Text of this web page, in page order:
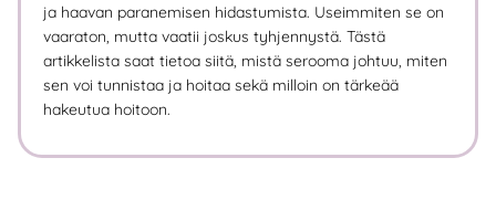
ja haavan paranemisen hidastumista. Useimmiten se on
vaaraton, mutta vaatii joskus tyhjennystä. Tästä
artikkelista saat tietoa siitä, mistä serooma johtuu, miten
sen voi tunnistaa ja hoitaa sekä milloin on tärkeää
hakeutua hoitoon.